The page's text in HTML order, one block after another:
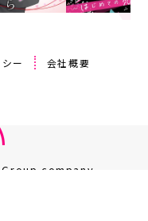
ー 会社概要
company.